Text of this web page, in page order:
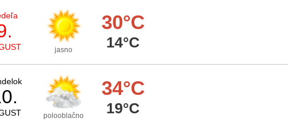
jasno
30°C
14°C
polooblačno
34°C
19°C